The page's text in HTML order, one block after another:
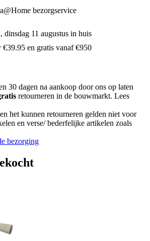
bezorgservice
dinsdag 11 augustus in huis
en gratis vanaf €950
30 dagen na aankoop door ons op laten
retourneren in de bouwmarkt. Lees
het kunnen retourneren gelden niet voor
en verse/ bederfelijke artikelen zoals
bezorging